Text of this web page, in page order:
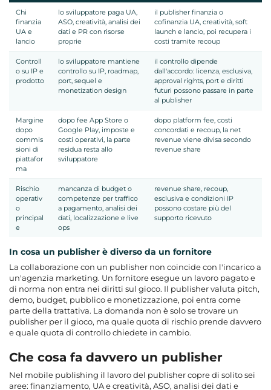
Chi
finanzia
UA e
lancio
lo sviluppatore paga UA,
ASO, creatività, analisi dei
dati e PR con risorse
proprie
il publisher finanzia o
cofinanzia UA, creatività, soft
launch e lancio, poi recupera i
costi tramite recoup
Controll
o su IP e
prodotto
lo sviluppatore mantiene
controllo su IP, roadmap,
port, sequel e
monetization design
il controllo dipende
dall'accordo: licenza, esclusiva,
approval rights, port e diritti
futuri possono passare in parte
al publisher
Margine
dopo
commis
sioni di
piattafor
ma
dopo fee App Store o
Google Play, imposte e
costi operativi, la parte
residua resta allo
sviluppatore
dopo platform fee, costi
concordati e recoup, la net
revenue viene divisa secondo
revenue share
Rischio
operativ
o
principal
e
mancanza di budget o
competenze per traffico
a pagamento, analisi dei
dati, localizzazione e live
ops
revenue share, recoup,
esclusiva e condizioni IP
possono costare più del
supporto ricevuto
In cosa un publisher è diverso da un fornitore
La collaborazione con un publisher non coincide con l'incarico a
un'agenzia marketing. Un fornitore esegue un lavoro pagato e
di norma non entra nei diritti sul gioco. Il publisher valuta pitch,
demo, budget, pubblico e monetizzazione, poi entra come
parte della trattativa. La domanda non è solo se trovare un
publisher per il gioco, ma quale quota di rischio prende davvero
e quale quota di controllo chiedete in cambio.
Che cosa fa davvero un publisher
Nel mobile publishing il lavoro del publisher copre di solito sei
aree: finanziamento, UA e creatività, ASO, analisi dei dati e